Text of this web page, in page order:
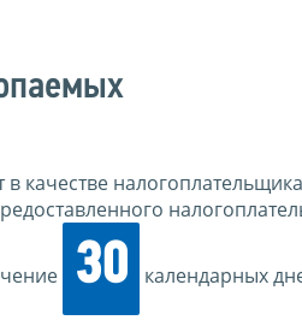
качестве
30 календарных